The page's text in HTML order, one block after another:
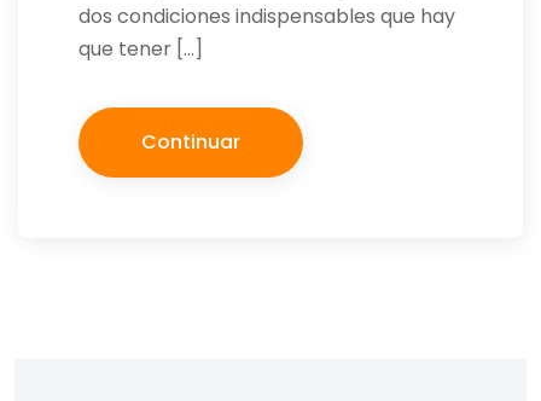
dos condiciones indispensables que hay
que tener […]
Continuar